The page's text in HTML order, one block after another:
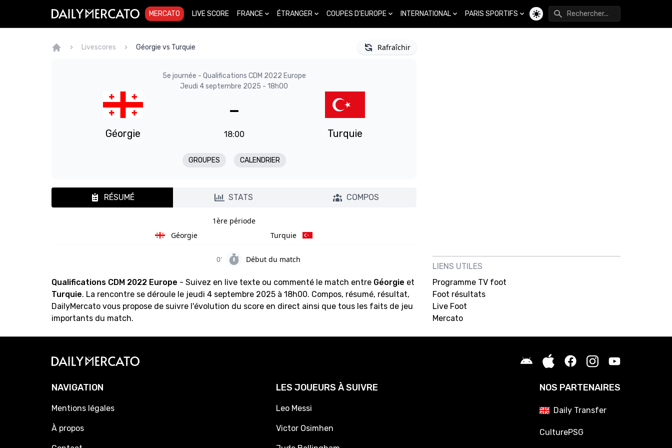
MERCATO LIVE SCORE FRANCE ÉTRANGER COUPES D'EUROPE INTERNATIONAL PARIS SPORTIFS
Changer de thème
Livescores Géorgie vs Turquie Rafraîchir
5e journée - Qualifications CDM 2022 Europe
Jeudi 4 septembre 2025 - 18h00
Géorgie
-
18:00 Turquie
GROUPES CALENDRIER
RÉSUMÉ STATS COMPOS
1ère période
Géorgie
Turquie
0' Début du match
Qualifications CDM 2022 Europe - Suivez en live texte ou commenté le match entre Géorgie et
Turquie. La rencontre se déroule le jeudi 4 septembre 2025 à 18h00. Compos, résumé, résultat,
DailyMercato vous propose de suivre l'évolution du score en direct ainsi que tous les faits de jeu
importants du match.
LIENS UTILES
Programme TV foot
Foot résultats
Live Foot
Mercato
NAVIGATION
Mentions légales
À propos
LES JOUEURS À SUIVRE
Leo Messi
Victor Osimhen
NOS PARTENAIRES
Daily Transfer
CulturePSG